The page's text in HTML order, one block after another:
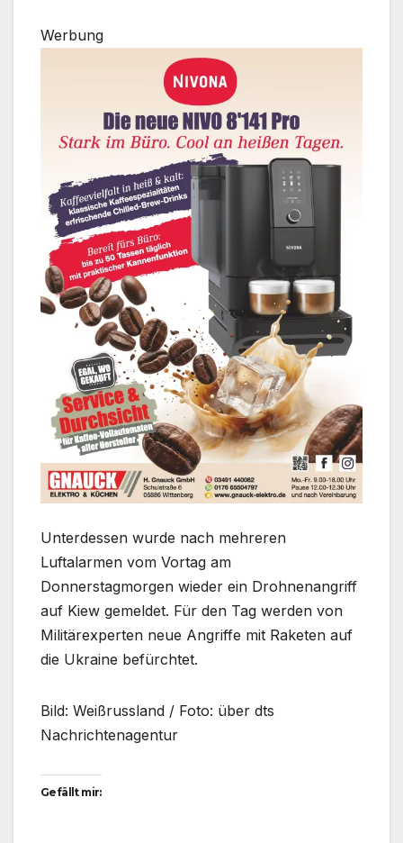
Werbung
Unterdessen wurde nach mehreren
Luftalarmen vom Vortag am
Donnerstagmorgen wieder ein Drohnenangriff
auf Kiew gemeldet. Für den Tag werden von
Militärexperten neue Angriffe mit Raketen auf
die Ukraine befürchtet.
Bild: Weißrussland / Foto: über dts
Nachrichtenagentur
Gefällt mir: